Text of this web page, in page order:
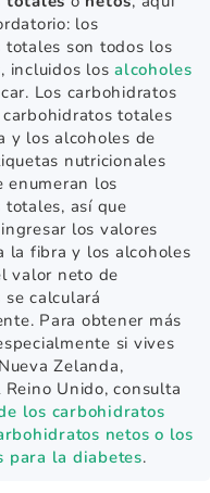
los
totales son todos los
incluidos los alcoholes
Los carbohidratos
totales
y los alcoholes de
nutricionales
enumeran los
así que
los valores
la fibra y los alcoholes
valor neto de
calculará
Para obtener más
si vives
Zelanda,
Unido, consulta
los carbohidratos
netos o los
para la diabetes.